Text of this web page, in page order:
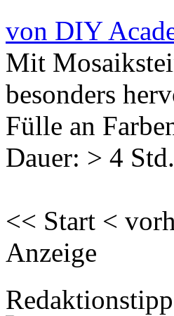
von DIY
Mit
besonders
Fülle an
Dauer: > 4 Std.
<< Start <
Anzeige